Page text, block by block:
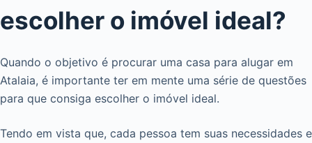
escolher o imóvel ideal?
Quando o objetivo é procurar uma casa para alugar em
Atalaia, é importante ter em mente uma série de questões
para que consiga escolher o imóvel ideal.
Tendo em vista que, cada pessoa tem suas necessidades e